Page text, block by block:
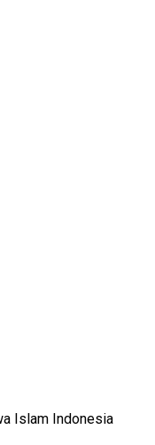
Islam Indonesia